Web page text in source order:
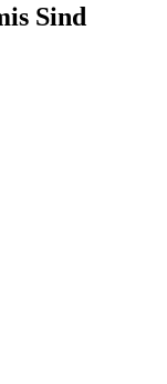
Sind